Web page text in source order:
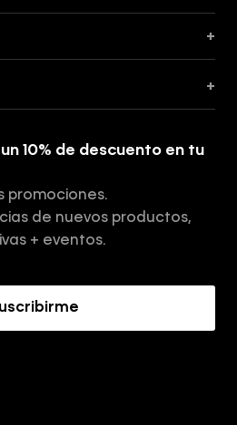
+
+
10% de descuento en tu
promociones.
de nuevos productos,
+ eventos.